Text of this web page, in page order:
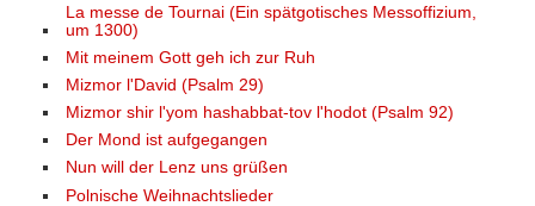
La messe de Tournai (Ein spätgotisches Messoffizium,
um 1300)
Mit meinem Gott geh ich zur Ruh
Mizmor l'David (Psalm 29)
Mizmor shir l'yom hashabbat-tov l'hodot (Psalm 92)
Der Mond ist aufgegangen
Nun will der Lenz uns grüßen
Polnische Weihnachtslieder